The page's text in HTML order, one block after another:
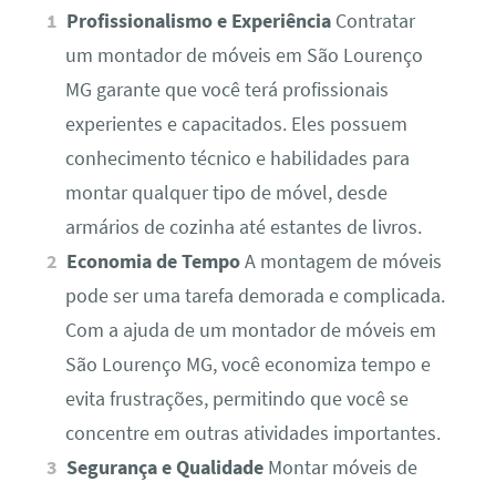
Profissionalismo e Experiência Contratar
um montador de móveis em São Lourenço
MG garante que você terá profissionais
experientes e capacitados. Eles possuem
conhecimento técnico e habilidades para
montar qualquer tipo de móvel, desde
armários de cozinha até estantes de livros.
Economia de TempoA montagem de móveis
pode ser uma tarefa demorada e complicada.
Com a ajuda de um montador de móveis em
São Lourenço MG, você economiza tempo e
evita frustrações, permitindo que você se
concentre em outras atividades importantes.
Segurança e Qualidade Montar móveis de